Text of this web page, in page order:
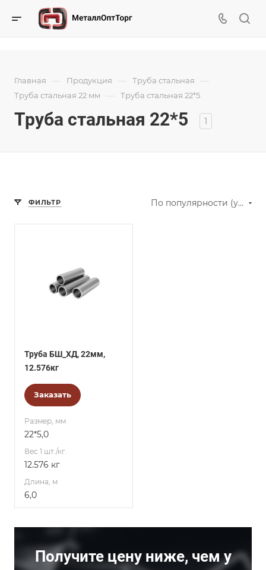
Главная — Продукция — Труба стальная —
Труба стальная 22 мм — Труба стальная 22*5
Труба стальная 22*5 1
ФИЛЬТР По популярности (убывание)
Труба БШ_ХД, 22мм,
12.576кг
Заказать
Размер, мм
22*5,0
Вес 1 шт./кг.
12.576 кг
Длина, м
6,0
Получите цену ниже, чем у